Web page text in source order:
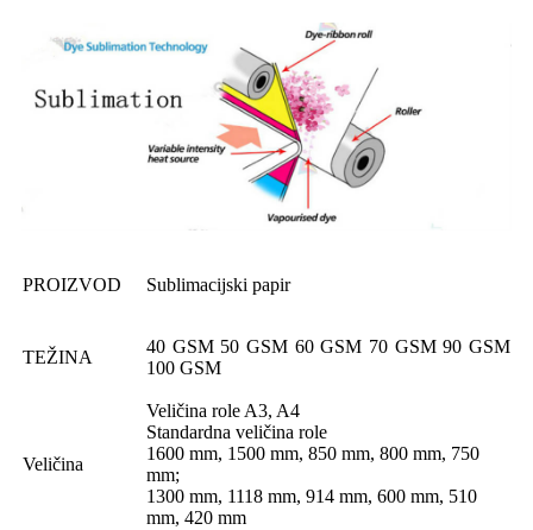
PROIZVOD Sublimacijski papir
TEŽINA
40 GSM 50 GSM 60 GSM 70 GSM 90 GSM
100 GSM
Veličina
Veličina role A3, A4
Standardna veličina role
1600 mm, 1500 mm, 850 mm, 800 mm, 750
mm;
1300 mm, 1118 mm, 914 mm, 600 mm, 510
mm, 420 mm